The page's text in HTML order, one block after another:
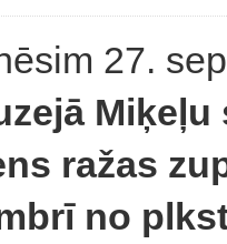
27.
ražas
no